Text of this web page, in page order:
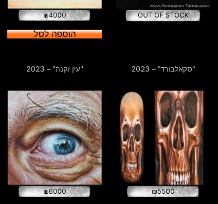
OUT OF STOCK
₪4000
הוספה לסל
"סקאלבורד" – 2023
₪5500
"עין זקנה" – 2023
₪6000